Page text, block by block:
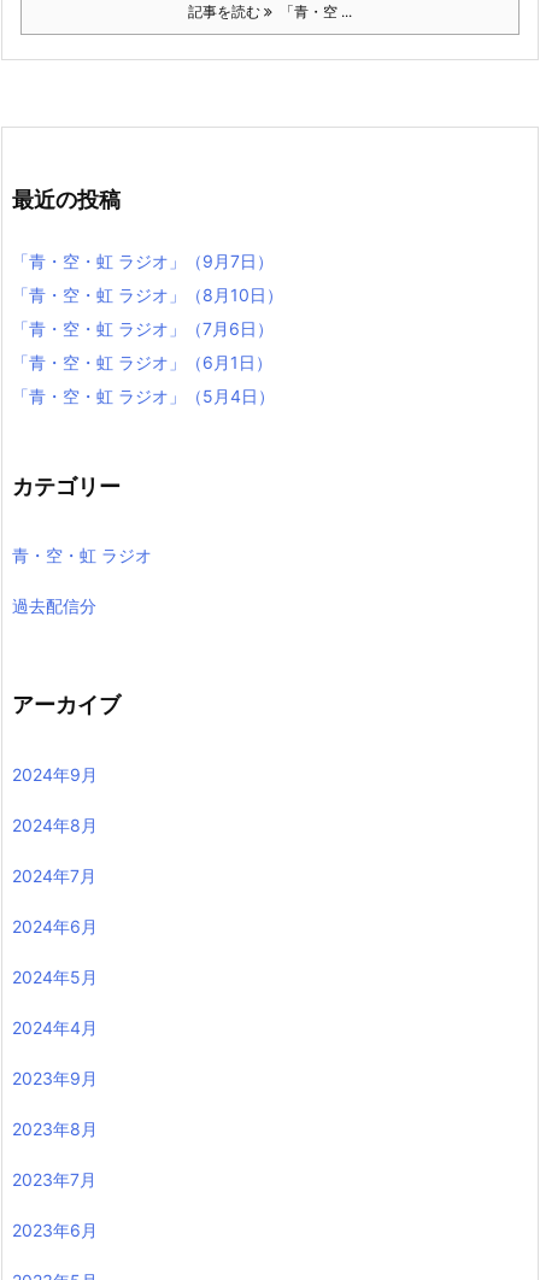
記事を読む 「青・空 ...
最近の投稿
「青・空・虹 ラジオ」（9月7日）
「青・空・虹 ラジオ」（8月10日）
「青・空・虹 ラジオ」（7月6日）
「青・空・虹 ラジオ」（6月1日）
「青・空・虹 ラジオ」（5月4日）
カテゴリー
青・空・虹 ラジオ
過去配信分
アーカイブ
2024年9月
2024年8月
2024年7月
2024年6月
2024年5月
2024年4月
2023年9月
2023年8月
2023年7月
2023年6月